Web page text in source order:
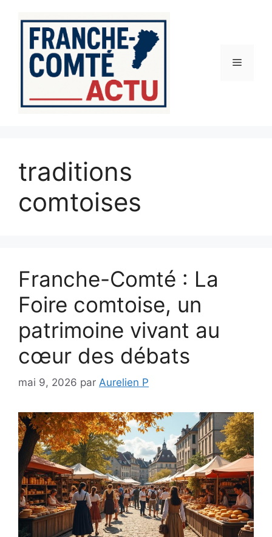
contenu
Menu
traditions
comtoises
Franche-Comté : La
Foire comtoise, un
patrimoine vivant au
cœur des débats
mai 9, 2026 par Aurelien P